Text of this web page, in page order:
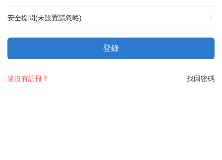
安全提問(未設置請忽略)
登錄
找回密碼
還沒有註冊？